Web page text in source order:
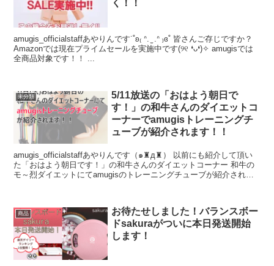
く！！
amugis_officialstaffあやりんです˙˚ʚ₍ ᐢ. ̫ .ᐢ ₎ɞ˚ 皆さんご存じですか？
Amazonでは現在プライムセールを実施中です(୨୧ ❛ᴗ❛)✧ amugisでは
未分類
5/11放送の「おはよう朝日で
す！」の和牛さんのダイエットコ
ーナーでamugisトレーニングチ
ューブが紹介されます！！
amugis_officialstaffあやりんです（๑♜д♜） 以前にも紹介して頂い
た「おはよう朝日です！」の和牛さんのダイエットコーナー 和牛の
モ～烈ダイエットにてamugisのトレーニングチューブが紹介されま
商品
お待たせしました！バランスボー
ドsakuraがついに本日発送開始
します！